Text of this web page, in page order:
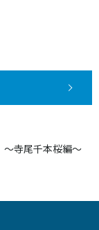
寺尾千本桜編～